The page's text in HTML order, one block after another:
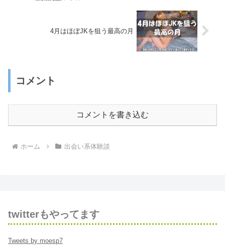
4月はほぼJKを狙う最高の月
コメント
コメントを書き込む
ホーム 出会い系体験談
twitterもやってます
Tweets by moesp7